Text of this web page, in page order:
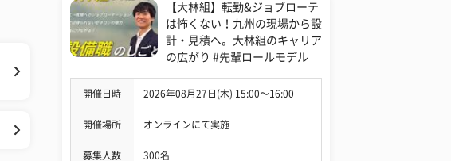
【大林組】転勤&ジョブローテ
は怖くない！九州の現場から設
計・見積へ。大林組のキャリア
の広がり #先輩ロールモデル
開催日時 2026年08月27日(木) 15:00〜16:00
開催場所 オンラインにて実施
募集人数 300名